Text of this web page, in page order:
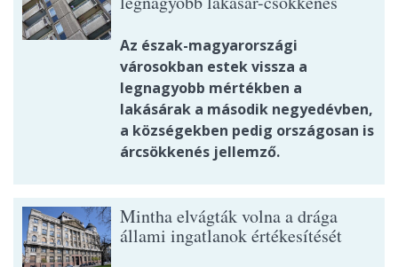
Az észak-magyarországi
városokban estek vissza a
legnagyobb mértékben a
lakásárak a második negyedévben,
a községekben pedig országosan is
árcsökkenés jellemző.
Mintha elvágták volna a drága
állami ingatlanok értékesítését